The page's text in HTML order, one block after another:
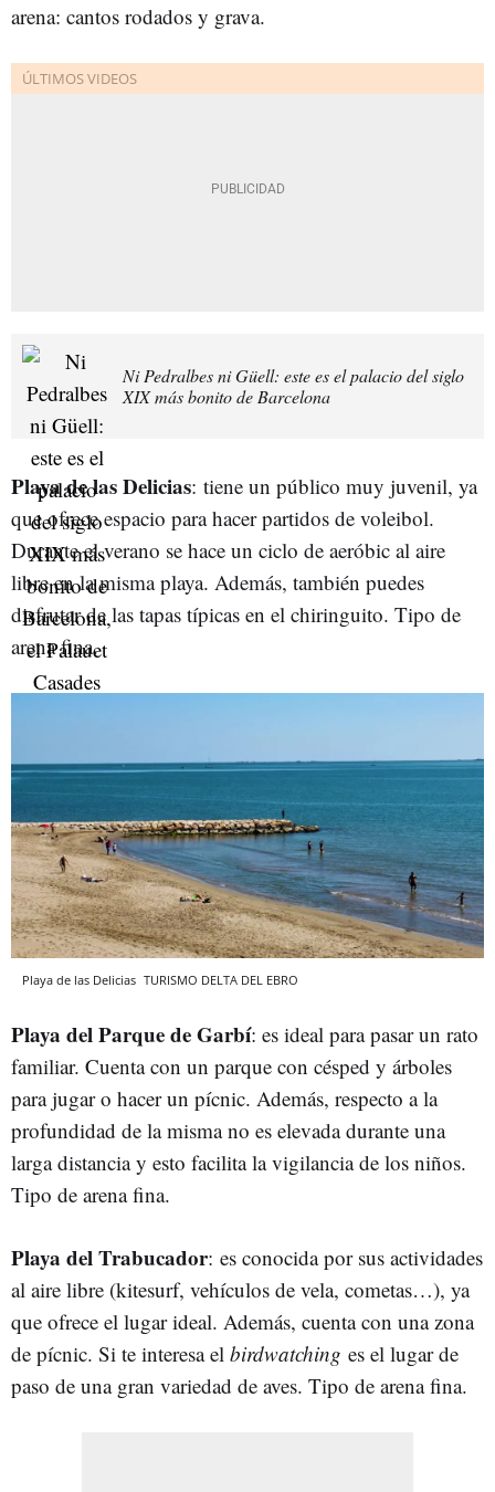
arena: cantos rodados y grava.
Ni Pedralbes ni Güell: este es el palacio del siglo
XIX más bonito de Barcelona
Playa de las Delicias: tiene un público muy juvenil, ya
que ofrece espacio para hacer partidos de voleibol.
Durante el verano se hace un ciclo de aeróbic al aire
libre en la misma playa. Además, también puedes
disfrutar de las tapas típicas en el chiringuito. Tipo de
arena fina.
Playa de las Delicias TURISMO DELTA DEL EBRO
Playa del Parque de Garbí: es ideal para pasar un rato
familiar. Cuenta con un parque con césped y árboles
para jugar o hacer un pícnic. Además, respecto a la
profundidad de la misma no es elevada durante una
larga distancia y esto facilita la vigilancia de los niños.
Tipo de arena fina.
Playa del Trabucador: es conocida por sus actividades
al aire libre (kitesurf, vehículos de vela, cometas…), ya
que ofrece el lugar ideal. Además, cuenta con una zona
de pícnic. Si te interesa el birdwatching es el lugar de
paso de una gran variedad de aves. Tipo de arena fina.